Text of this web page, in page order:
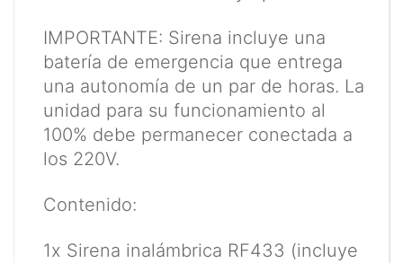
IMPORTANTE: Sirena incluye una
batería de emergencia que entrega
una autonomía de un par de horas. La
unidad para su funcionamiento al
100% debe permanecer conectada a
los 220V.
Contenido:
1x Sirena inalámbrica RF433 (incluye